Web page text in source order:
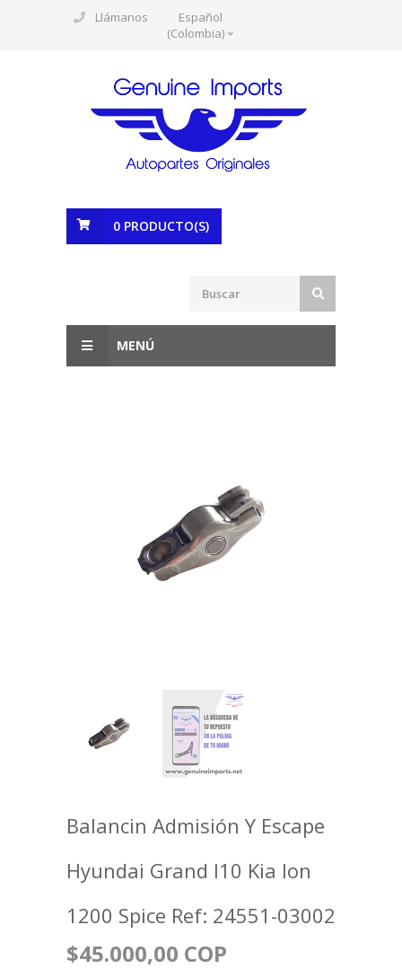
Llámanos
Español
(Colombia)
0 PRODUCTO(S)
MENÚ
Balancin Admisión Y Escape
Hyundai Grand I10 Kia Ion
1200 Spice Ref: 24551-03002
$45.000,00 COP